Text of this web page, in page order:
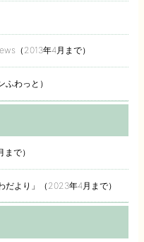
（2013年4月まで）
わっと）
で）
だより」（2023年4月まで）